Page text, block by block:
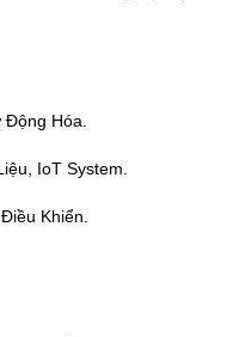
Hóa.
IoT System.
Khiển.